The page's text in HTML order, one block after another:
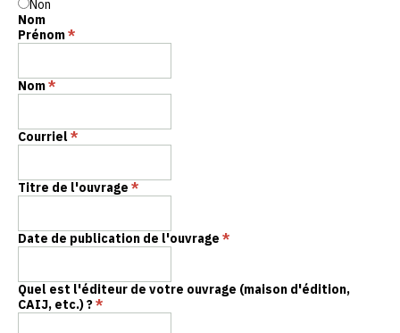
Non
Nom
Prénom*
Nom*
Courriel *
Titre de l'ouvrage *
Date de publication de l'ouvrage *
Quel est l'éditeur de votre ouvrage (maison d'édition,
CAIJ, etc.) ?*